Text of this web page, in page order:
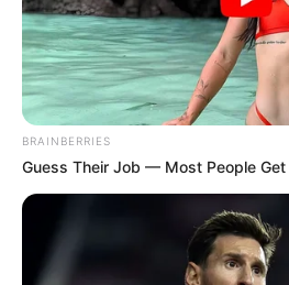
BRAINBERRIES
Guess Their Job — Most People Get